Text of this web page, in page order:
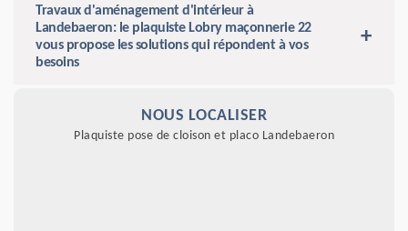
Travaux d'aménagement d'intérieur à
Landebaeron: le plaquiste Lobry maçonnerie 22
vous propose les solutions qui répondent à vos
besoins
NOUS LOCALISER
Plaquiste pose de cloison et placo Landebaeron